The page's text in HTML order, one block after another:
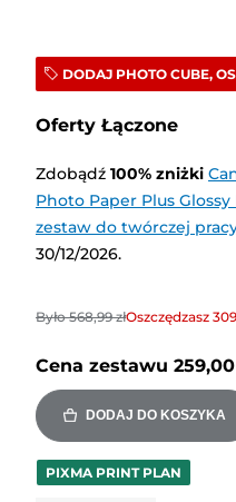
DODAJ PHOTO CUBE,
Oferty Łączone
Zdobądź 100% zniżki
Photo Paper Plus Glossy
zestaw do twórczej
30/12/2026.
Było568,99 złOszczędzasz
Cena zestawu 259,00
DODAJ DO KOSZYKA
PIXMA PRINT PLAN